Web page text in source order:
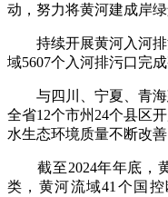
动，努力将黄河建成岸绿
持续开展黄河入河排
域5607个入河排污口完
与四川、宁夏、青海
全省12个市州24个县区
水生态环境质量不断改善
截至2024年年底，黄
类，黄河流域41个国